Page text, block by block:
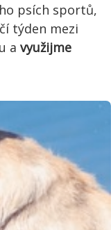
psích sportů,
týden mezi
a využijme